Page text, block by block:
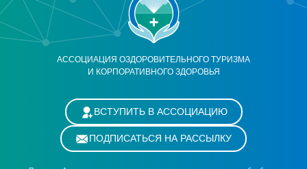
АССОЦИАЦИЯ ОЗДОРОВИТЕЛЬНОГО ТУРИЗМА
И КОРПОРАТИВНОГО ЗДОРОВЬЯ
ВСТУПИТЬ В АССОЦИАЦИЮ
ПОДПИСАТЬСЯ НА РАССЫЛКУ